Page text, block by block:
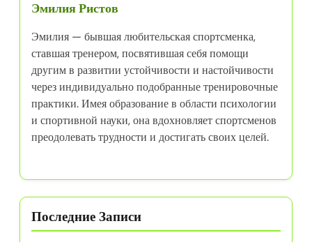
Эмилия Ристов
Эмилия — бывшая любительская спортсменка,
ставшая тренером, посвятившая себя помощи
другим в развитии устойчивости и настойчивости
через индивидуально подобранные тренировочные
практики. Имея образование в области психологии
и спортивной науки, она вдохновляет спортсменов
преодолевать трудности и достигать своих целей.
Последние Записи